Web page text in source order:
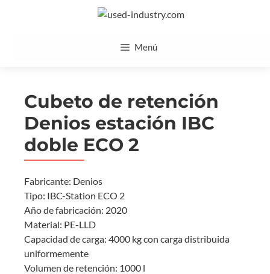
Menú
Cubeto de retención
Denios estación IBC
doble ECO 2
Fabricante: Denios
Tipo: IBC-Station ECO 2
Año de fabricación: 2020
Material: PE-LLD
Capacidad de carga: 4000 kg con carga distribuida
uniformemente
Volumen de retención: 1000 l